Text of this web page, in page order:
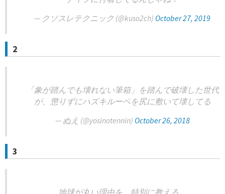
— クソスレテクニック (@kuso2ch) October 27, 2019
2
「象が踏んでも壊れない筆箱」を踏んで破壊した世代
が、懲りずにハズキルーペを尻に敷いて壊してる
— ぬえ (@yosinotennin) October 26, 2018
3